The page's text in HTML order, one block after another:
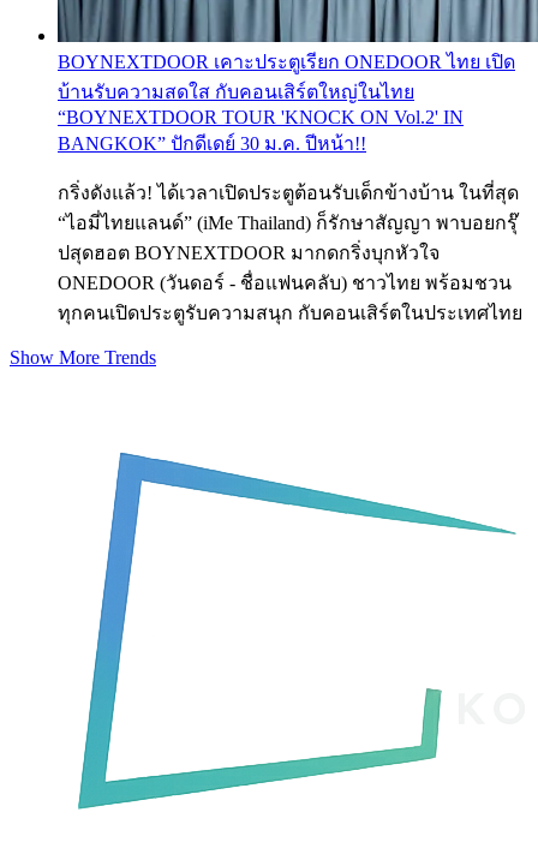
BOYNEXTDOOR เคาะประตูเรียก ONEDOOR ไทย เปิด
บ้านรับความสดใส กับคอนเสิร์ตใหญ่ในไทย
“BOYNEXTDOOR TOUR 'KNOCK ON Vol.2' IN
BANGKOK” ปักดีเดย์ 30 ม.ค. ปีหน้า!!
กริ่งดังแล้ว! ได้เวลาเปิดประตูต้อนรับเด็กข้างบ้าน ในที่สุด
“ไอมี่ไทยแลนด์” (iMe Thailand) ก็รักษาสัญญา พาบอยกรุ๊
ปสุดฮอต BOYNEXTDOOR มากดกริ่งบุกหัวใจ
ONEDOOR (วันดอร์ - ชื่อแฟนคลับ) ชาวไทย พร้อมชวน
ทุกคนเปิดประตูรับความสนุก กับคอนเสิร์ตในประเทศไทย
Show More Trends